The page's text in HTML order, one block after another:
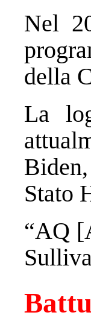
Nel
della
La
Stato
“AQ